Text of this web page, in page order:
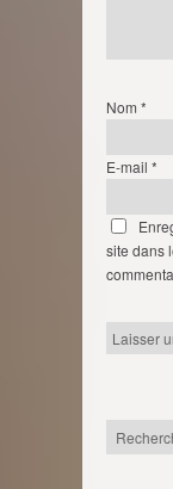
Nom *
E-mail *
site dans